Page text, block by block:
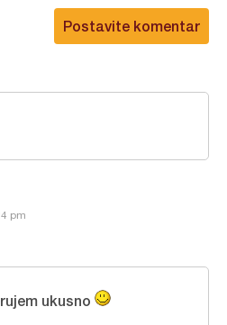
Postavite komentar
pm
ukusno